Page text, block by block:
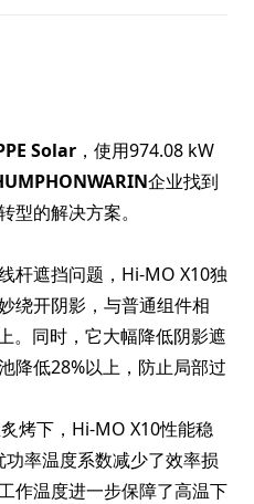
Solar ，使用974.08 kW
企业找到
型的解决方案。
杆遮挡问题，Hi-MO X10独
绕开阴影，与普通组件相
。同时，它大幅降低阴影遮
降低28%以上，防止局部过
烤下，Hi-MO X10性能稳
率温度系数减少了效率损
作温度进一步保障了高温下